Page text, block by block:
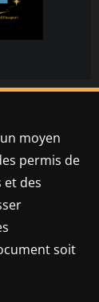
moyen
permis de
et des
soit